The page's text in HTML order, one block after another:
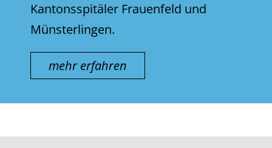
Kantonsspitäler Frauenfeld und
Münsterlingen.
mehr erfahren